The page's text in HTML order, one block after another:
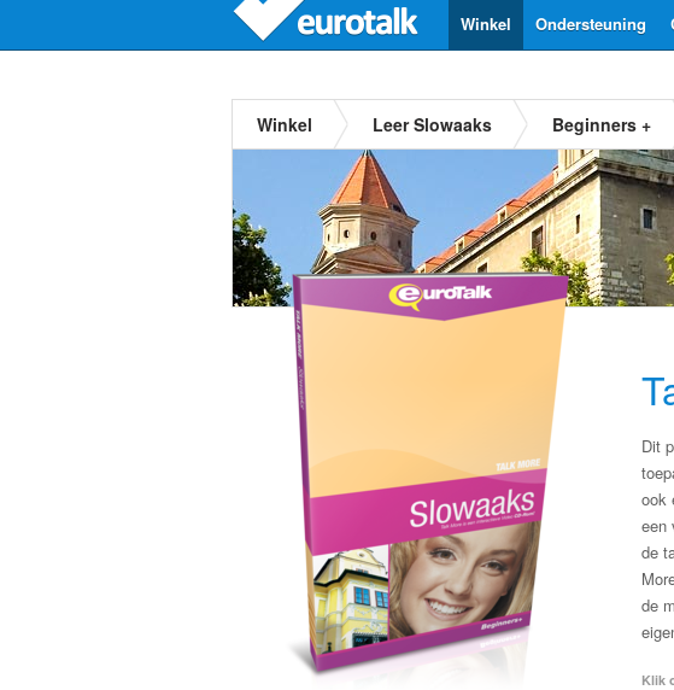
Ondersteuning
Winkel
Winkel Leer Slowaaks Beginners +
Dit
ook
een
de
de
Klik